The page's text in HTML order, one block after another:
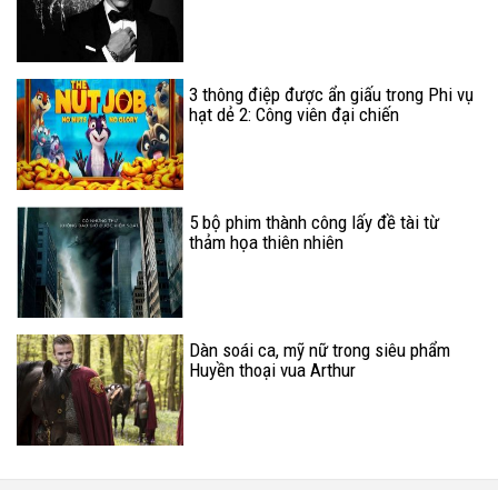
3 thông điệp được ẩn giấu trong Phi vụ
hạt dẻ 2: Công viên đại chiến
5 bộ phim thành công lấy đề tài từ
thảm họa thiên nhiên
Dàn soái ca, mỹ nữ trong siêu phẩm
Huyền thoại vua Arthur